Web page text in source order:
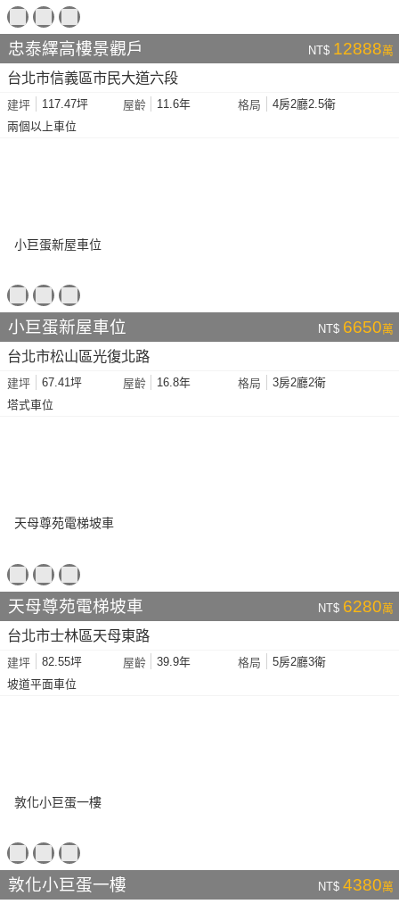
忠泰繹高樓景觀戶 NT$ 12888萬
台北市信義區市民大道六段
建坪 117.47坪 屋齡 11.6年 格局
4房2廳2.5衛
兩個以上車位
小巨蛋新屋車位 NT$ 6650萬
台北市松山區光復北路
建坪 67.41坪 屋齡 16.8年 格局
3房2廳2衛
塔式車位
天母尊苑電梯坡車 NT$ 6280萬
台北市士林區天母東路
建坪 82.55坪 屋齡 39.9年 格局
5房2廳3衛
坡道平面車位
敦化小巨蛋一樓 NT$ 4380萬